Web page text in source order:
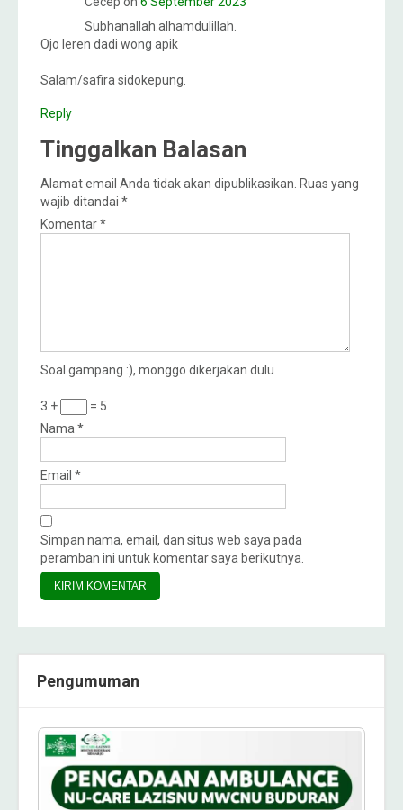
Subhanallah.alhamdulillah.
Ojo leren dadi wong apik
Salam/safira sidokepung.
Reply
Tinggalkan Balasan
Alamat email Anda tidak akan dipublikasikan. Ruas yang
wajib ditandai *
Komentar*
Soal gampang :), monggo dikerjakan dulu
3 +
= 5
Nama*
Email *
Simpan nama, email, dan situs web saya pada
peramban ini untuk komentar saya berikutnya.
Pengumuman